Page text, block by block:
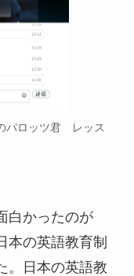
パロッツ君 レッス
白かったのが
本の英語教育制
。日本の英語教